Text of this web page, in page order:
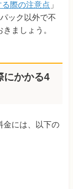
際の注意点 」
ック以外で不
ましょう。
にかかる4
金には、以下の